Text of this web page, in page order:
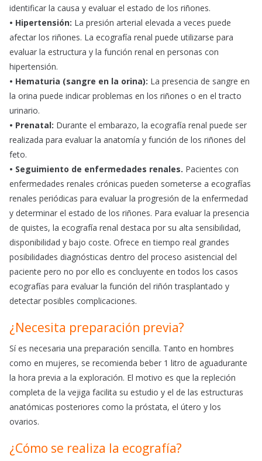
identificar la causa y evaluar el estado de los riñones.
• Hipertensión: La presión arterial elevada a veces puede
afectar los riñones. La ecografía renal puede utilizarse para
evaluar la estructura y la función renal en personas con
hipertensión.
• Hematuria (sangre en la orina): La presencia de sangre en
la orina puede indicar problemas en los riñones o en el tracto
urinario.
• Prenatal: Durante el embarazo, la ecografía renal puede ser
realizada para evaluar la anatomía y función de los riñones del
feto.
• Seguimiento de enfermedades renales. Pacientes con
enfermedades renales crónicas pueden someterse a ecografías
renales periódicas para evaluar la progresión de la enfermedad
y determinar el estado de los riñones. Para evaluar la presencia
de quistes, la ecografía renal destaca por su alta sensibilidad,
disponibilidad y bajo coste. Ofrece en tiempo real grandes
posibilidades diagnósticas dentro del proceso asistencial del
paciente pero no por ello es concluyente en todos los casos
ecografías para evaluar la función del riñón trasplantado y
detectar posibles complicaciones.
¿Necesita preparación previa?
Sí es necesaria una preparación sencilla. Tanto en hombres
como en mujeres, se recomienda beber 1 litro de aguadurante
la hora previa a la exploración. El motivo es que la repleción
completa de la vejiga facilita su estudio y el de las estructuras
anatómicas posteriores como la próstata, el útero y los
ovarios.
¿Cómo se realiza la ecografía?